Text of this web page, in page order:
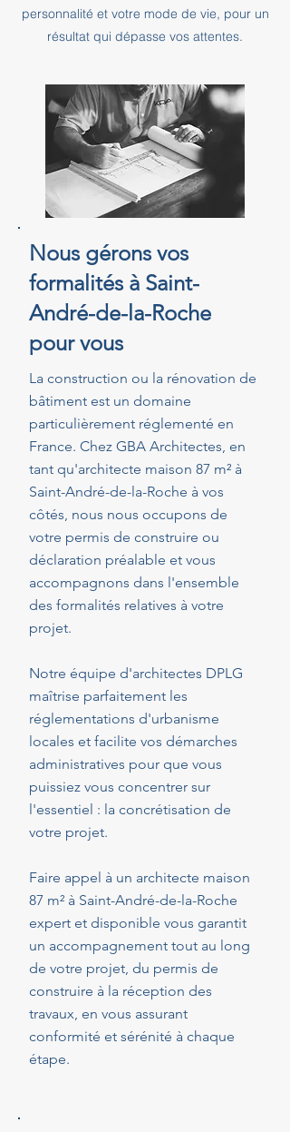
personnalité et votre mode de vie, pour un
résultat qui dépasse vos attentes.
Nous gérons vos
formalités à Saint-
André-de-la-Roche
pour vous
La construction ou la rénovation de
bâtiment est un domaine
particulièrement réglementé en
France. Chez GBA Architectes, en
tant qu'architecte maison 87 m² à
Saint-André-de-la-Roche à vos
côtés, nous nous occupons de
votre permis de construire ou
déclaration préalable et vous
accompagnons dans l'ensemble
des formalités relatives à votre
projet.
Notre équipe d'architectes DPLG
maîtrise parfaitement les
réglementations d'urbanisme
locales et facilite vos démarches
administratives pour que vous
puissiez vous concentrer sur
l'essentiel : la concrétisation de
votre projet.
Faire appel à un architecte maison
87 m² à Saint-André-de-la-Roche
expert et disponible vous garantit
un accompagnement tout au long
de votre projet, du permis de
construire à la réception des
travaux, en vous assurant
conformité et sérénité à chaque
étape.